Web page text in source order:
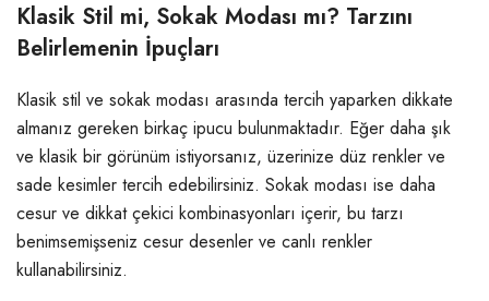
Klasik Stil mi, Sokak Modası mı? Tarzını
Belirlemenin İpuçları
Klasik stil ve sokak modası arasında tercih yaparken dikkate
almanız gereken birkaç ipucu bulunmaktadır. Eğer daha şık
ve klasik bir görünüm istiyorsanız, üzerinize düz renkler ve
sade kesimler tercih edebilirsiniz. Sokak modası ise daha
cesur ve dikkat çekici kombinasyonları içerir, bu tarzı
benimsemişseniz cesur desenler ve canlı renkler
kullanabilirsiniz.